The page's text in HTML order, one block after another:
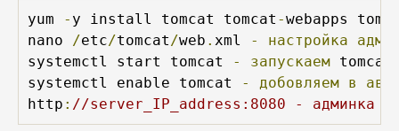
yum - y install tomcat tomcat -webapps
nano
/etc/tomcat /web . xml - настройка
systemctl start tomcat
- запускаем tomcat
systemctl enable tomcat
- добовляем в
http : //server_IP_address:8080 - админка